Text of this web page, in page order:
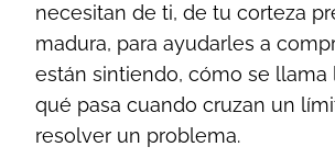
necesitan de ti, de tu corteza
madura, para ayudarles a
están sintiendo, cómo se llama
qué pasa cuando cruzan un
resolver un problema.